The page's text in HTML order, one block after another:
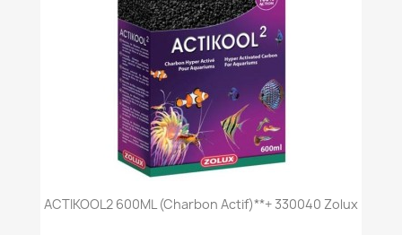
ACTIKOOL2 600ML (Charbon Actif)**+ 330040 Zolux